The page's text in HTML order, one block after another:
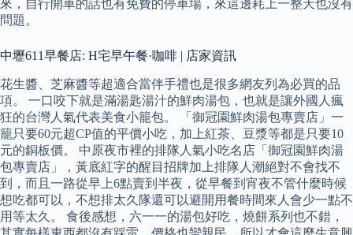
來，自行開車的話也有免費的停車場，來這邊耗上一整天也沒有
問題。
中壢611早餐店: H宅早午餐·咖啡 | 店家資訊
花生醬、芝麻醬等超適合當伴手禮也是很多網友列為必買的品
項。 一口咬下就是滿湯匙湯汁的鮮肉湯包，也就是讓外國人瘋
狂的台灣人氣代表美食小籠包。 「御冠園鮮肉湯包專賣店」一
籠只要60元超CP值的平價小吃，加上紅茶、豆漿等都是只要10
元的銅板價。 中原夜市裡的排隊人氣小吃名店「御冠園鮮肉湯
包專賣店」，黃底紅字的醒目招牌加上排隊人潮絕對不會找不
到，而且一路從早上6點賣到半夜，從早餐到宵夜不管什麼時候
想吃都可以，不想排太久隊還可以避開用餐時間來人會少一點不
用等太久。 食後感想，六一一的湯包好吃，燒餅系列也不錯，